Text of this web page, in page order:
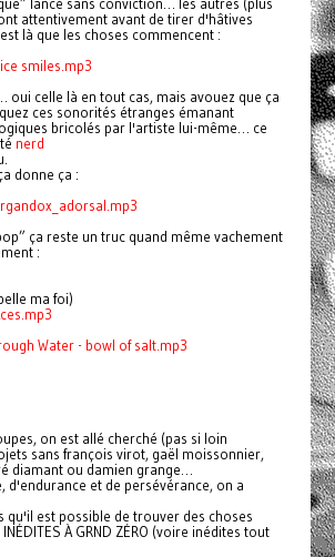
attentivement avant de tirer d'hâtives
là que les choses commencent :
smiles.mp3
oui celle là en tout cas, mais avouez que ça
ces sonorités étranges émanant
bricolés par l'artiste lui-même… ce
nerd
donne ça :
ça reste un truc quand même vachement
:
ma foi)
Water - bowl of salt.mp3
on est allé cherché (pas si loin
sans françois virot, gaël moissonnier,
diamant ou damien grange…
d'endurance et de persévérance, on a
qu'il est possible de trouver des choses
À GRND ZÉRO (voire inédites tout